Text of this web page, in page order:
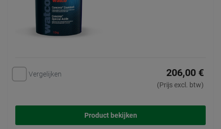
Vergelijken 206,00 €
(Prijs excl. btw)
Product bekijken